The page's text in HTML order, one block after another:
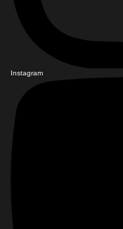
Instagram